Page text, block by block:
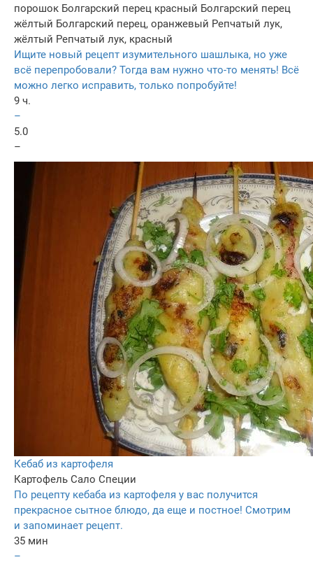
порошок Болгарский перец красный Болгарский перец
жёлтый Болгарский перец, оранжевый Репчатый лук,
жёлтый Репчатый лук, красный
Ищите новый рецепт изумительного шашлыка, но уже
всё перепробовали? Тогда вам нужно что-то менять! Всё
можно легко исправить, только попробуйте!
9 ч.
–
5.0
–
Кебаб из картофеля
Картофель Сало Специи
По рецепту кебаба из картофеля у вас получится
прекрасное сытное блюдо, да еще и постное! Смотрим
и запоминает рецепт.
35 мин
–